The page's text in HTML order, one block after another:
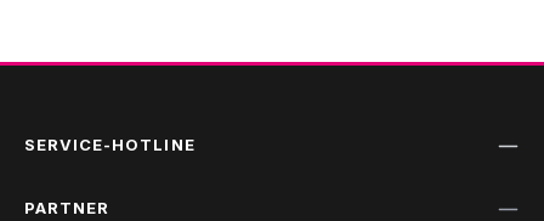
SERVICE-HOTLINE
PARTNER